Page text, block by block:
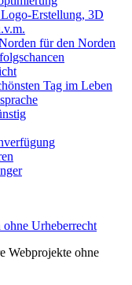
Erstellung, 3D
für den Norden
Tag im Leben
Urheberrecht
Webprojekte ohne